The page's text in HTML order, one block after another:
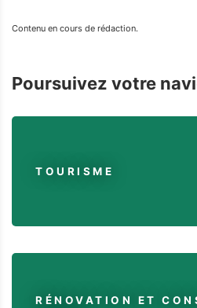
Contenu en cours de rédaction.
Poursuivez votre
TOURISME
RÉNOVATION ET